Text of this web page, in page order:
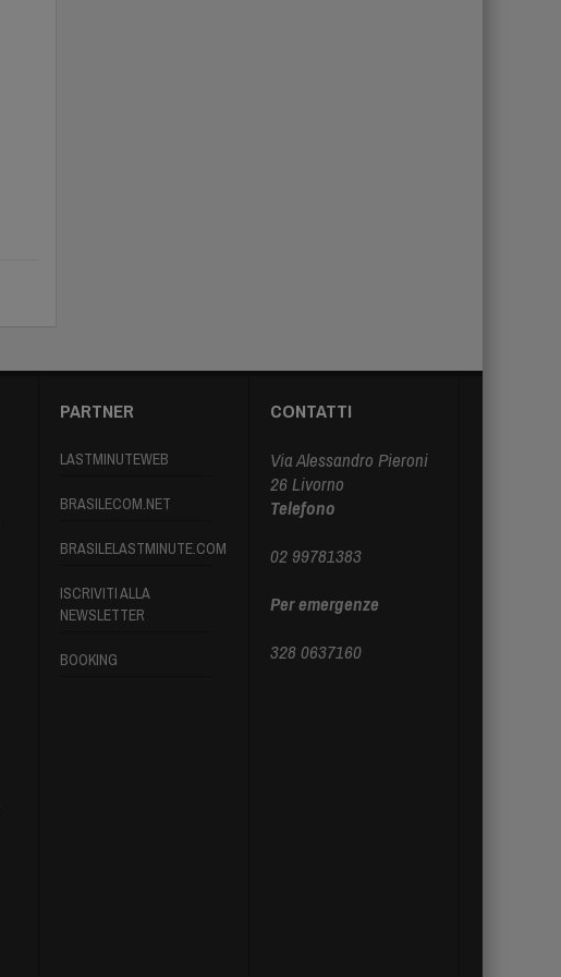
PARTNER
LASTMINUTEWEB
BRASILECOM.NET
BRASILELASTMINUTE.COM
ISCRIVITI ALLA
NEWSLETTER
BOOKING
CONTATTI
Via Alessandro Pieroni
26 Livorno
Telefono
02 99781383
Per emergenze
328 0637160